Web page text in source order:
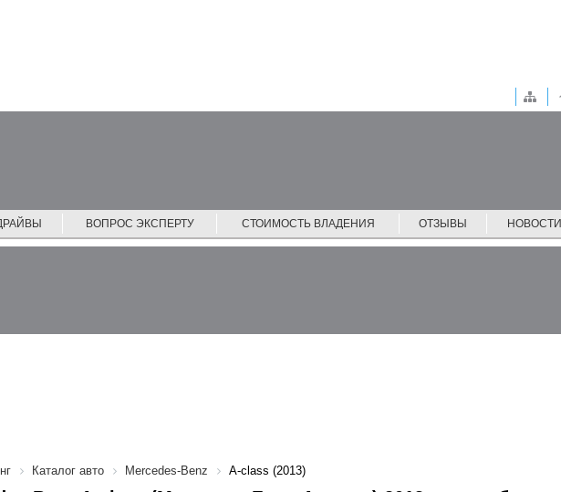
ВОПРОС ЭКСПЕРТУ СТОИМОСТЬ ВЛАДЕНИЯ ОТЗЫВЫ НОВОСТИ
Каталог авто Mercedes-Benz A-class (2013)